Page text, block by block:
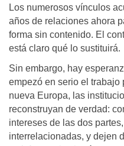
Los numerosos vínculos
años de relaciones ahora
forma sin contenido. El
está claro qué lo sustituirá.
Sin embargo, hay
empezó en serio el trabajo
nueva Europa, las
reconstruyan de verdad:
intereses de las dos
interrelacionadas, y dejen